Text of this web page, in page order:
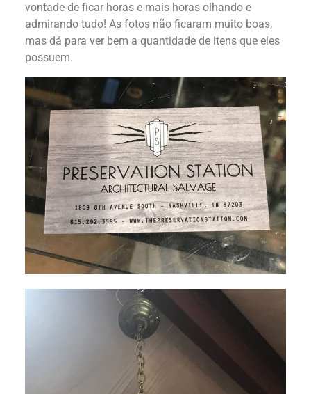
vontade de ficar horas e mais horas olhando e
admirando tudo! As fotos não ficaram muito boas,
mas dá para ver bem a quantidade de itens que eles
possuem.